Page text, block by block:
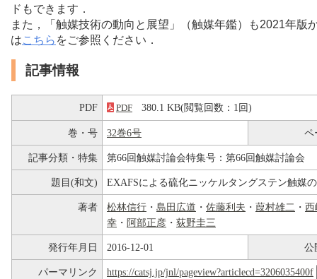
ドもできます．
また，「触媒技術の動向と展望」（触媒年鑑）も2021年
はこちら をご参照ください．
記事情報
PDF PDF 380.1 KB(閲覧回数：1回)
巻・号 32巻6号 ペ
記事分類・特集 第66回触媒討論会特集号：第66回触媒討論会
題目(和文) EXAFSによる硫化ニッケルタングステン触媒
著者 松林信行 ・ 島田広道 ・ 佐藤利夫 ・ 葭村雄二 ・ 西
幸 ・ 阿部正彦 ・ 荻野圭三
発行年月日 2016-12-01 公
パーマリンク https://catsj.jp/jnl/pageview?articlecd=3206035400f